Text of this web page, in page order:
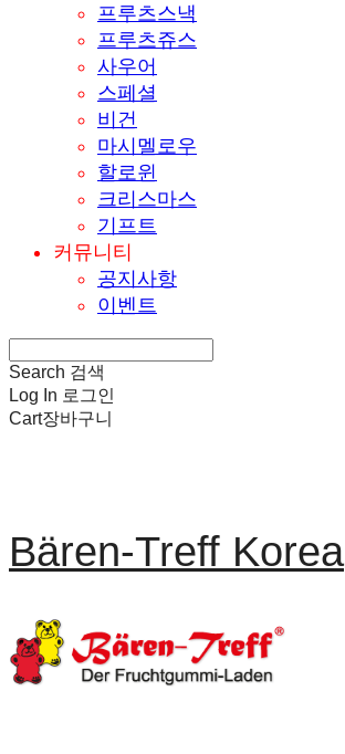
프루츠스낵
프루츠쥬스
사우어
스페셜
비건
마시멜로우
할로윈
크리스마스
기프트
커뮤니티
공지사항
이벤트
Search 검색
Log In 로그인
Cart장바구니
Bären-Treff Korea